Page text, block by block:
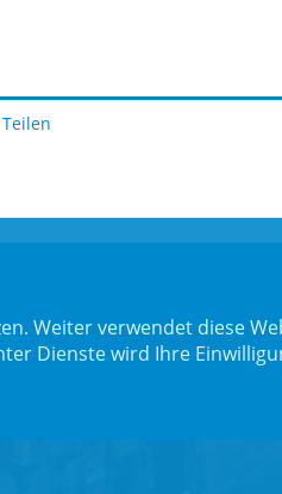
Weiter verwendet diese
Dienste wird Ihre